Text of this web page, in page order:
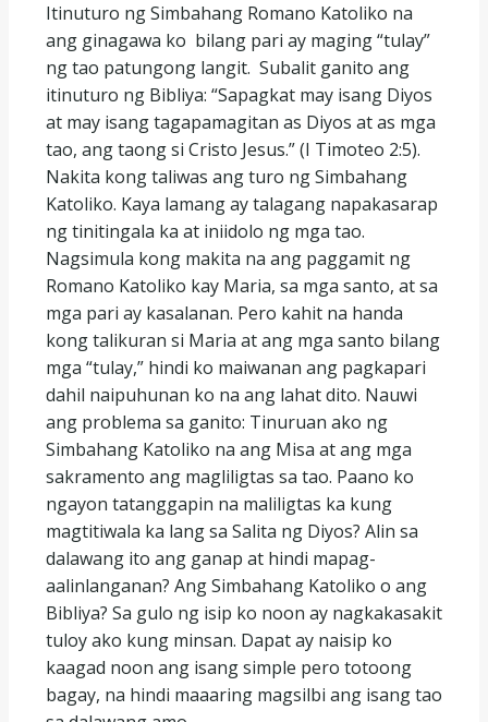
Itinuturo ng Simbahang Romano Katoliko na
ang ginagawa ko bilang pari ay maging “tulay”
ng tao patungong langit. Subalit ganito ang
itinuturo ng Bibliya: “Sapagkat may isang Diyos
at may isang tagapamagitan as Diyos at as mga
tao, ang taong si Cristo Jesus.” (I Timoteo 2:5).
Nakita kong taliwas ang turo ng Simbahang
Katoliko. Kaya lamang ay talagang napakasarap
ng tinitingala ka at iniidolo ng mga tao.
Nagsimula kong makita na ang paggamit ng
Romano Katoliko kay Maria, sa mga santo, at sa
mga pari ay kasalanan. Pero kahit na handa
kong talikuran si Maria at ang mga santo bilang
mga “tulay,” hindi ko maiwanan ang pagkapari
dahil naipuhunan ko na ang lahat dito. Nauwi
ang problema sa ganito: Tinuruan ako ng
Simbahang Katoliko na ang Misa at ang mga
sakramento ang magliligtas sa tao. Paano ko
ngayon tatanggapin na maliligtas ka kung
magtitiwala ka lang sa Salita ng Diyos? Alin sa
dalawang ito ang ganap at hindi mapag-
aalinlanganan? Ang Simbahang Katoliko o ang
Bibliya? Sa gulo ng isip ko noon ay nagkakasakit
tuloy ako kung minsan. Dapat ay naisip ko
kaagad noon ang isang simple pero totoong
bagay, na hindi maaaring magsilbi ang isang tao